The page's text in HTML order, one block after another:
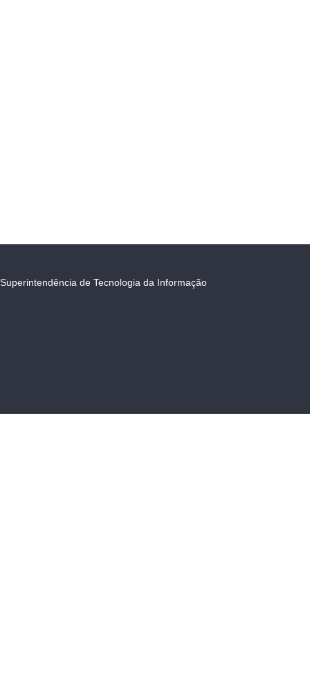
Superintendência de Tecnologia da Informação